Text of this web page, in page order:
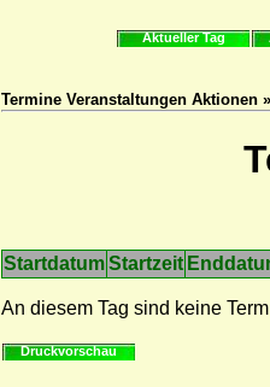
Aktueller Tag
Termine Veranstaltungen Aktionen
StartdatumStartzeit
An diesem Tag sind keine
Druckvorschau